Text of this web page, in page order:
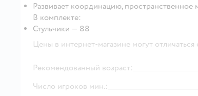
Развивает координацию, пространственное
В комплекте:
Стульчики — 88
Цены в интернет-магазине могут
Рекомендованный возраст:
Число игроков мин.: